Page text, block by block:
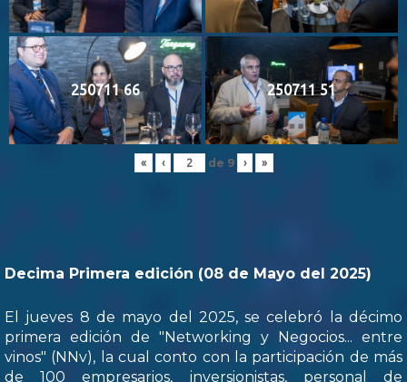
250711 66 250711 51
« ‹ de 9 › »
Decima Primera edición (08 de Mayo del 2025)
El jueves 8 de mayo del 2025, se celebró la décimo
primera edición de "Networking y Negocios... entre
vinos" (NNv), la cual conto con la participación de más
de 100 empresarios, inversionistas, personal de